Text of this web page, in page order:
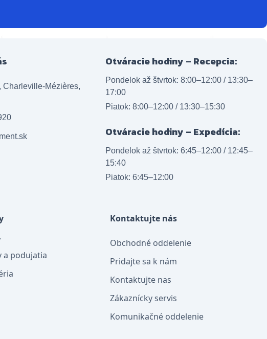
Charleville-Mézières,
Otváracie hodiny – Recepcia:
Pondelok až štvrtok: 8:00–12:00 / 13:30–
17:00
Piatok: 8:00–12:00 / 13:30–15:30
Otváracie hodiny – Expedícia:
Pondelok až štvrtok: 6:45–12:00 / 12:45–
15:40
Piatok: 6:45–12:00
a podujatia
Kontaktujte nás
Obchodné oddelenie
Pridajte sa k nám
Kontaktujte nas
Zákaznícky servis
Komunikačné oddelenie